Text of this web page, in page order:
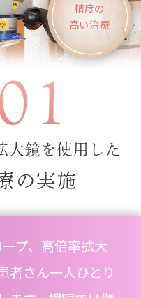
精度の
高い治療
大鏡を使用した
の実施
プ、高倍率拡大
者さん一人ひとり